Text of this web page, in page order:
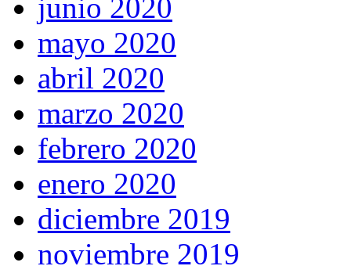
junio 2020
mayo 2020
abril 2020
marzo 2020
febrero 2020
enero 2020
diciembre 2019
noviembre 2019